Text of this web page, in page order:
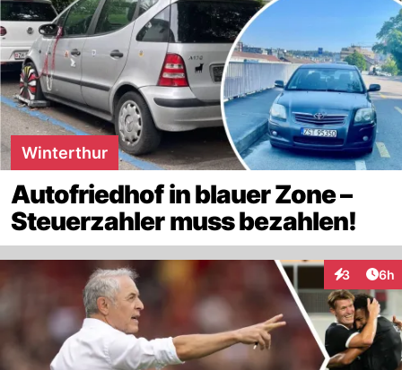
Winterthur
Autofriedhof in blauer Zone –
Steuerzahler muss bezahlen!
3 6h